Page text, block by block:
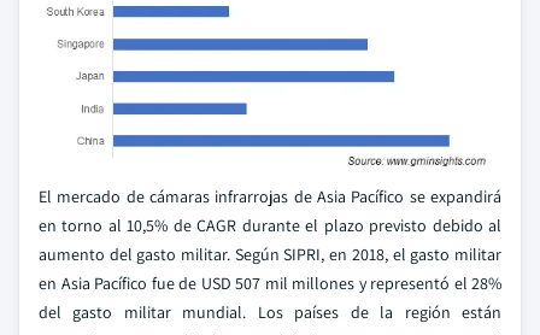
El mercado de cámaras infrarrojas de Asia Pacífico se expandirá
en torno al 10,5% de CAGR durante el plazo previsto debido al
aumento del gasto militar. Según SIPRI, en 2018, el gasto militar
en Asia Pacífico fue de USD 507 mil millones y representó el 28%
del gasto militar mundial. Los países de la región están